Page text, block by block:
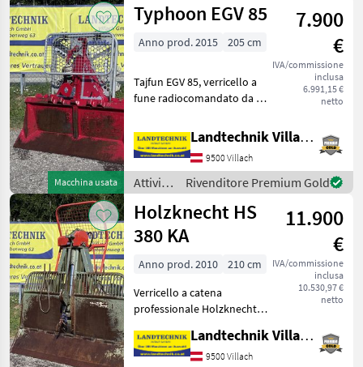
Heizohack
Mostra
tutti
25
MARKETPLACE
Marketplace
Offerte dei
rivenditori
Annunci
Macchina usata
Typhoon EGV 85
7.900
€
IVA/commissione
inclusa
6.991,15 €
netto
Anno prod. 2015 205 cm
Tajfun EGV 85, verricello a
fune radiocomandato da 8,
superiore e inferiore, fune
in plastica con ganci
paralleli, scorrifune,
dispositiv
Landtechnik Villach GmbH
9500 Villach
Attività
forestali
e
lavorazione
del
legno /
Rivenditore Premium Gold
Holzknecht HS
380 KA
11.900
€
IVA/commissione
inclusa
10.530,97 €
netto
Anno prod. 2010
210 cm
Verricello a catena
professionale Holzknecht
trazione di 8 t, idraulico.
piattaforma ribaltabile da
Landtechnik Villach GmbH
9500 Villach